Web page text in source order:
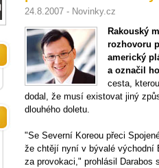
24.8.2007 - Novinky.cz
Rakouský
rozhovoru
americký
a označil
cesta,
dodal, že musí existovat jiný
dlouhého doletu.
"Se Severní Koreou přeci
že chtějí nyní v bývalé východní
za provokaci," prohlásil